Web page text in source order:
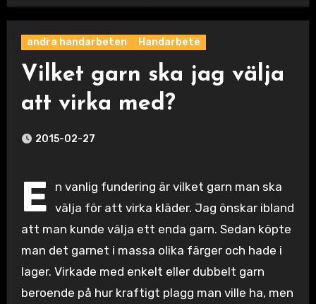
andra handarbeten Handarbete
Vilket garn ska jag välja
att virka med?
2015-02-27
E
n vanlig fundering är vilket garn man ska
välja för att virka kläder. Jag önskar ibland
att man kunde välja ett enda garn. Sedan köpte
man det garnet i massa olika färger och hade i
lager. Virkade med enkelt eller dubbelt garn
beroende på hur kraftigt plagg man ville ha, men